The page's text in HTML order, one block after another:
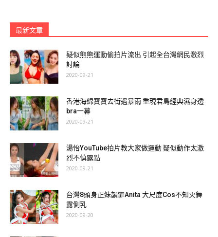
最新文章
疑似熊熊運動偷拍片流出 引起全台灣網民激烈
討論
2020-09-21
香港海綿寶寶去街遇暴雨 重現君島經典濕身透
bra一幕
2020-09-21
湯怡YouTube拍片教大家做運動 疑似動作太激
烈不慎露點
2020-09-21
台灣8頭身正妹韻霏Anita 大尺度Cos不知火舞
露側乳
2020-09-20